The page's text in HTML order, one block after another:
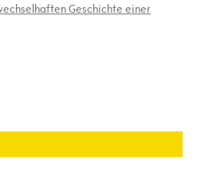
Geschichte einer